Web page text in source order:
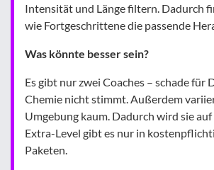
Intensität und Länge filtern. Dadurch
wie Fortgeschrittene die passende
Was könnte besser sein?
Es gibt nur zwei Coaches – schade für
Chemie nicht stimmt. Außerdem
Umgebung kaum. Dadurch wird sie
Extra-Level gibt es nur in
Paketen.